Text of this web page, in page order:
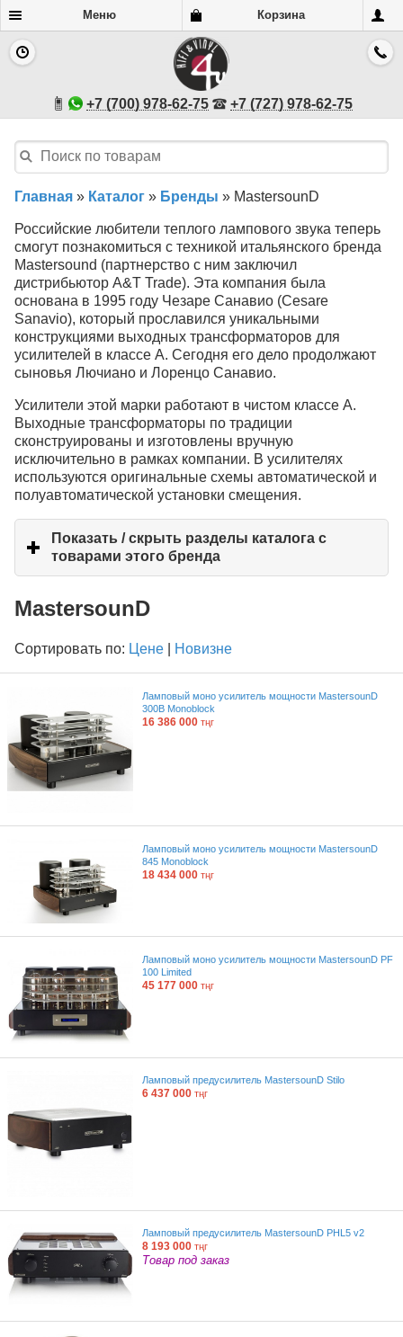
Меню Корзина
+7 (700) 978-62-75 +7 (727) 978-62-75
Главная » Каталог » Бренды » MastersounD
Российские любители теплого лампового звука теперь
смогут познакомиться с техникой итальянского бренда
Mastersound (партнерство с ним заключил
дистрибьютор A&T Trade). Эта компания была
основана в 1995 году Чезаре Санавио (Cesare
Sanavio), который прославился уникальными
конструкциями выходных трансформаторов для
усилителей в классе А. Сегодня его дело продолжают
сыновья Лючиано и Лоренцо Санавио.
Усилители этой марки работают в чистом классе А.
Выходные трансформаторы по традиции
сконструированы и изготовлены вручную
исключительно в рамках компании. В усилителях
используются оригинальные схемы автоматической и
полуавтоматической установки смещения.
Показать / скрыть разделы каталога с
товарами этого бренда
to
MastersounD
Сортировать по: Цене Новизне
Ламповый моно усилитель мощности MastersounD
300B Monoblock
16 386 000 тңг
Ламповый моно усилитель мощности MastersounD
845 Monoblock
18 434 000 тңг
Ламповый моно усилитель мощности MastersounD PF
100 Limited
45 177 000 тңг
Ламповый предусилитель MastersounD Stilo
6 437 000 тңг
Ламповый предусилитель MastersounD PHL5 v2
8 193 000 тңг
Товар под заказ